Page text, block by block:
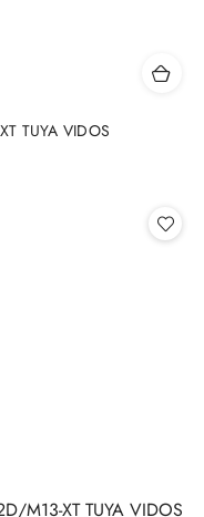
TUYA VIDOS